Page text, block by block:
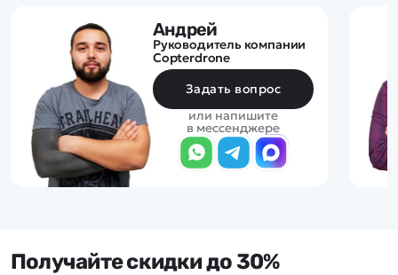
Андрей
Руководитель компании
Copterdrone
Задать вопрос
или напишите
в мессенджере
Получайте скидки до 30%